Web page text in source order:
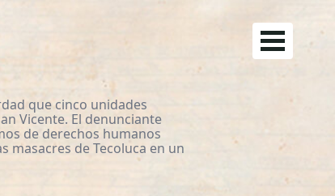
que cinco unidades
Vicente. El denunciante
de derechos humanos
masacres de Tecoluca en un